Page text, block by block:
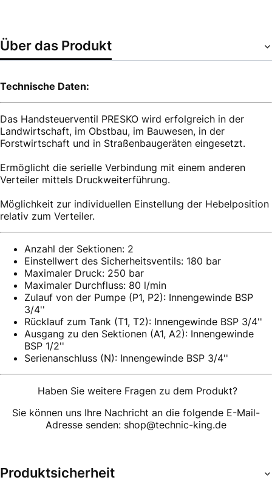
Über das Produkt
Technische Daten:
Das Handsteuerventil PRESKO wird erfolgreich in der
Landwirtschaft, im Obstbau, im Bauwesen, in der
Forstwirtschaft und in Straßenbaugeräten eingesetzt.
Ermöglicht die serielle Verbindung mit einem anderen
Verteiler mittels Druckweiterführung.
Möglichkeit zur individuellen Einstellung der Hebelposition
relativ zum Verteiler.
Anzahl der Sektionen: 2
Einstellwert des Sicherheitsventils: 180 bar
Maximaler Druck: 250 bar
Maximaler Durchfluss: 80 l/min
Zulauf von der Pumpe (P1, P2): Innengewinde BSP
3/4''
Rücklauf zum Tank (T1, T2): Innengewinde BSP 3/4''
Ausgang zu den Sektionen (A1, A2): Innengewinde
BSP 1/2''
Serienanschluss (N): Innengewinde BSP 3/4''
Haben Sie weitere Fragen zu dem Produkt?
Sie können uns Ihre Nachricht an die folgende E-Mail-
Adresse senden: shop@technic-king.de
Produktsicherheit